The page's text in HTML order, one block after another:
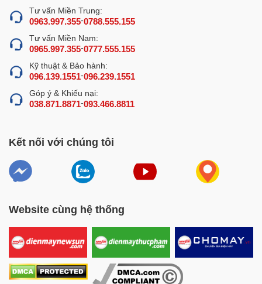
năng chính là xay nát và đùn thịt. Khi được cấp điện,
motor của máy sẽ quay, thịt từ khay đi xuống hệ thống
nghiền và xay thịt. Tại đây, thịt sẽ được nghiền nát và xay
đùn ra ngoài ở bộ phận mặt sàng. Do đó, ngoài cái tên
máy xay thịt thì thiết bị còn được gọi là máy đùn thịt.
Bảng giá máy xay thịt công nghiệp
Sản
phẩm
Công suất
(kg/h)
cao
cấp
RC-
220V/50Hz 750
8mm
Máy
Tư vấn Miền Trung:
0963.997.355-0788.555.155
Tư vấn Miền Nam:
0965.997.355-0777.555.155
Kỹ thuật & Bảo hành:
096.139.1551-096.239.1551
Góp ý & Khiếu nại:
038.871.8871-093.466.8811
Kết nối với chúng tôi
Website cùng hệ thống